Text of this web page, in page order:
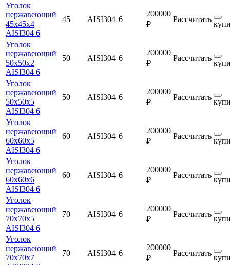
Уголок
нержавеющий
45х45х4
AISI304 6
45 AISI304 6
200000
₽
Рассчитать
Уголок
нержавеющий
50х50х2
AISI304 6
50 AISI304 6
200000
₽
Рассчитать
Уголок
нержавеющий
50х50х5
AISI304 6
50 AISI304 6
200000
₽
Рассчитать
Уголок
нержавеющий
60х60х5
AISI304 6
60 AISI304 6
200000
₽
Рассчитать
Уголок
нержавеющий
60х60х6
AISI304 6
60 AISI304 6
200000
₽
Рассчитать
Уголок
нержавеющий
70х70х5
AISI304 6
70 AISI304 6
200000
₽
Рассчитать
Уголок
нержавеющий
70х70х7
70 AISI304 6
200000
₽
Рассчитать